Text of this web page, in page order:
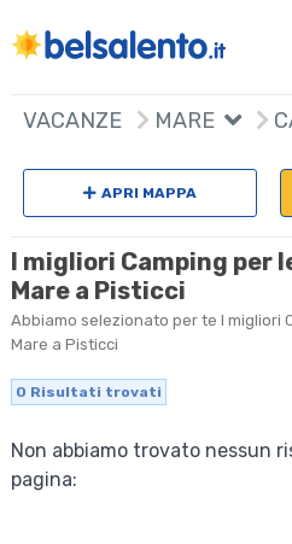
VACANZE MARE
APRI MAPPA
I migliori Camping per
Mare a Pisticci
Abbiamo selezionato per te I migliori
Mare a Pisticci
0 Risultati trovati
Non abbiamo trovato nessun
pagina: